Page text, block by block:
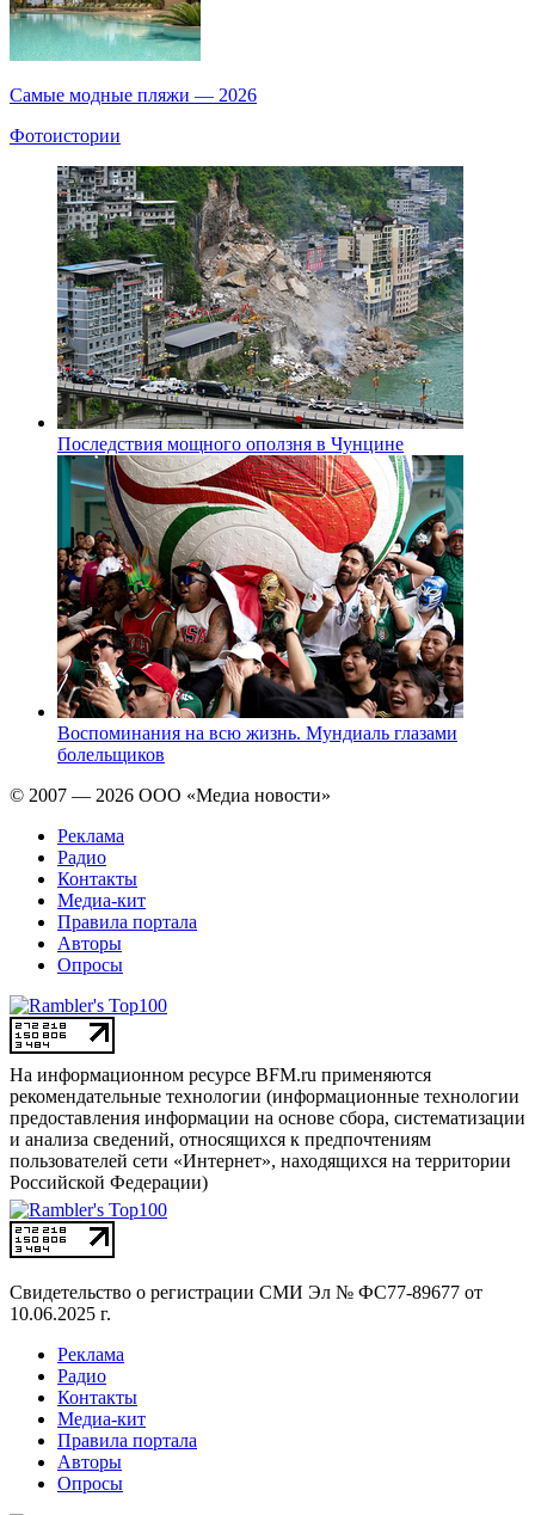
Самые модные пляжи — 2026
Фотоистории
Последствия мощного оползня в Чунцине
Воспоминания на всю жизнь. Мундиаль глазами
болельщиков
© 2007 — 2026 ООО «Медиа новости»
Реклама
Радио
Контакты
Медиа-кит
Правила портала
Авторы
Опросы
На информационном ресурсе BFM.ru применяются
рекомендательные технологии (информационные технологии
предоставления информации на основе сбора, систематизации
и анализа сведений, относящихся к предпочтениям
пользователей сети «Интернет», находящихся на территории
Российской Федерации)
Свидетельство о регистрации СМИ Эл № ФС77-89677 от
10.06.2025 г.
Реклама
Радио
Контакты
Медиа-кит
Правила портала
Авторы
Опросы